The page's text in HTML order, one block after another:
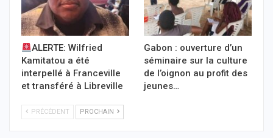
ALERTE: Wilfried
Kamitatou a été
interpellé à Franceville
et transféré à Libreville
Gabon : ouverture d’un
séminaire sur la culture
de l’oignon au profit des
jeunes…
PRÉCÉDENT PROCHAIN